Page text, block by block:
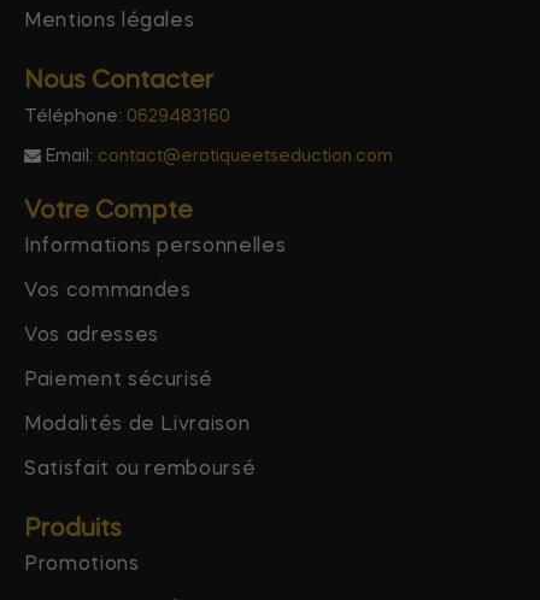
Mentions légales
Nous Contacter
Téléphone: 0629483160
Email: contact@erotiqueetseduction.com
Votre Compte
Informations personnelles
Vos commandes
Vos adresses
Paiement sécurisé
Modalités de Livraison
Satisfait ou remboursé
Produits
Promotions